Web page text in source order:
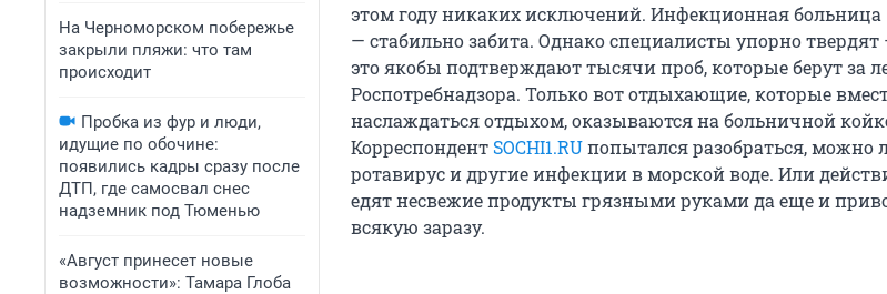
На Черноморском побережье
закрыли пляжи: что там
происходит
Пробка из фур и люди,
идущие по обочине:
появились кадры сразу после
ДТП, где самосвал снес
надземник под Тюменью
«Август принесет новые
возможности»: Тамара Глоба
этом году никаких исключений. Инфекционная больница
— стабильно забита. Однако специалисты упорно
это якобы подтверждают тысячи проб, которые берут за
Роспотребнадзора. Только вот отдыхающие, которые
наслаждаться отдыхом, оказываются на больничной
Корреспондент SOCHI1.RUпопытался разобраться, можно
ротавирус и другие инфекции в морской воде. Или
едят несвежие продукты грязными руками да еще и
всякую заразу.